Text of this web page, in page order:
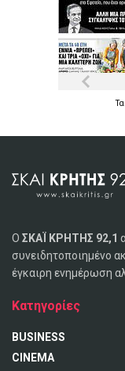
Τα
Ο ΣΚΑΪ ΚΡΗΤΗΣ 92,1
συνειδητοποιημένο
έγκαιρη ενημέρωση
Κατηγορίες
BUSINESS
CINEMA